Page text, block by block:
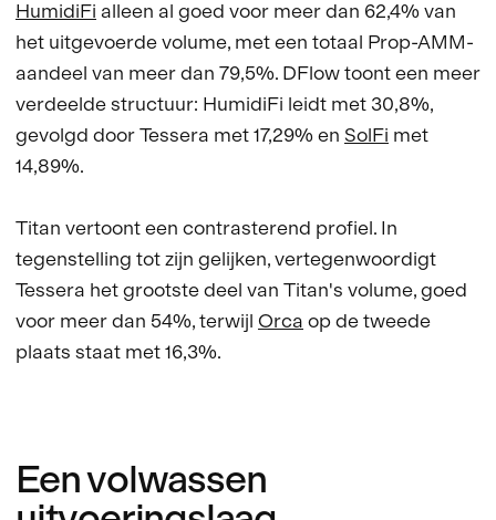
HumidiFi alleen al goed voor meer dan 62,4% van
het uitgevoerde volume, met een totaal Prop-AMM-
aandeel van meer dan 79,5%. DFlow toont een meer
verdeelde structuur: HumidiFi leidt met 30,8%,
gevolgd door Tessera met 17,29% en SolFi met
14,89%.
Titan vertoont een contrasterend profiel. In
tegenstelling tot zijn gelijken, vertegenwoordigt
Tessera het grootste deel van Titan's volume, goed
voor meer dan 54%, terwijl Orca op de tweede
plaats staat met 16,3%.
Een volwassen